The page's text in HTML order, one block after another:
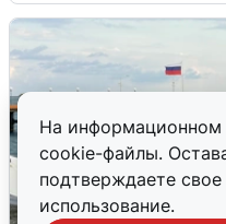
На информационном
cookie-файлы.
подтверждаете свое
использование.